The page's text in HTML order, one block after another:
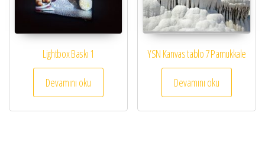
Lightbox Baskı 1
Devamını oku
YSN Kanvas tablo 7 Pamukkale
Devamını oku